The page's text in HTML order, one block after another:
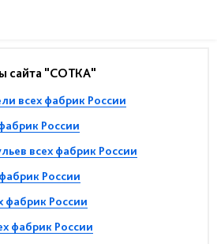
сайта "СОТКА"
всех фабрик России
России
всех фабрик России
России
фабрик России
фабрик России